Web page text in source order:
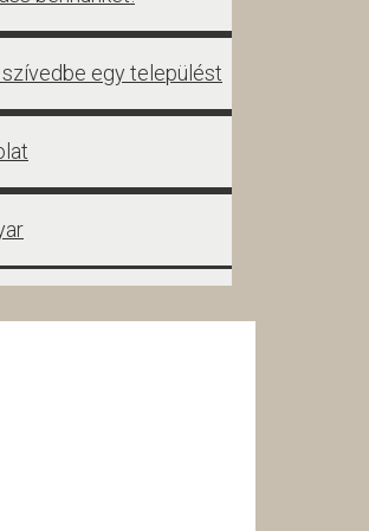
szívedbe egy települést